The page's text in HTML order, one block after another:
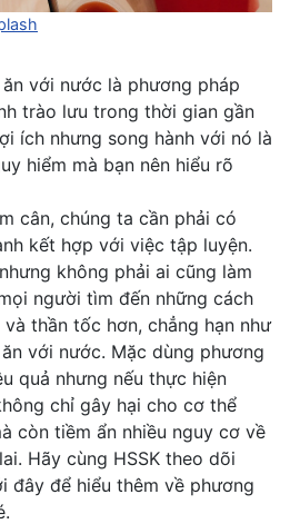
với nước là phương pháp
trào lưu trong thời gian gần
ích nhưng song hành với nó là
hiểm mà bạn nên hiểu rõ
cân, chúng ta cần phải có
kết hợp với việc tập luyện.
không phải ai cũng làm
người tìm đến những cách
và thần tốc hơn, chẳng hạn như
với nước. Mặc dùng phương
quả nhưng nếu thực hiện
chỉ gây hại cho cơ thể
còn tiềm ẩn nhiều nguy cơ về
Hãy cùng HSSK theo dõi
đây để hiểu thêm về phương